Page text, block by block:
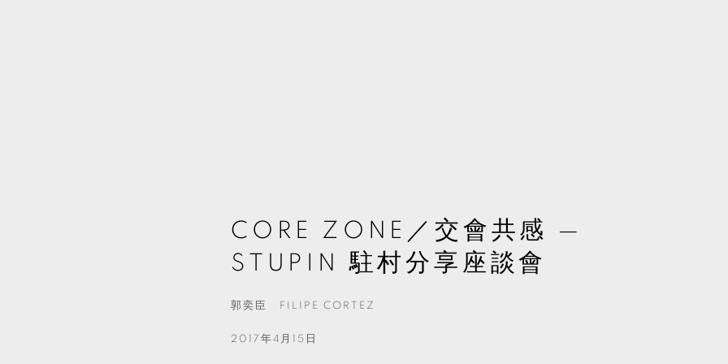
CORE ZONE／交會共感 —
STUPIN 駐村分享座談會
郭奕臣 FILIPE CORTEZ
2017年4月15日